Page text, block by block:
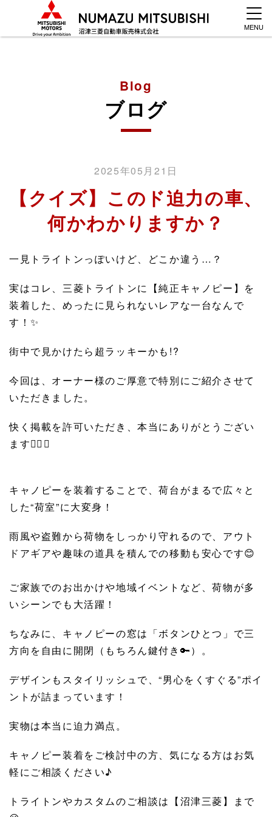
MENU
Blog
ブログ
2025年05月21日
【クイズ】このド迫力の車、
何かわかりますか？
一見トライトンっぽいけど、どこか違う…？
実はコレ、三菱トライトンに【純正キャノピー】を
装着した、めったに見られないレアな一台なんで
す！✨
街中で見かけたら超ラッキーかも!?
今回は、オーナー様のご厚意で特別にご紹介させて
いただきました。
快く掲載を許可いただき、本当にありがとうござい
ます🙇‍♀️✨
キャノピーを装着することで、荷台がまるで広々と
した“荷室”に大変身！
雨風や盗難から荷物をしっかり守れるので、アウト
ドアギアや趣味の道具を積んでの移動も安心です😊
ご家族でのお出かけや地域イベントなど、荷物が多
いシーンでも大活躍！
ちなみに、キャノピーの窓は「ボタンひとつ」で三
方向を自由に開閉（もちろん鍵付き🔑）。
デザインもスタイリッシュで、“男心をくすぐる”ポイ
ントが詰まっています！
実物は本当に迫力満点。
キャノピー装着をご検討中の方、気になる方はお気
軽にご相談ください♪
トライトンやカスタムのご相談は【沼津三菱】まで